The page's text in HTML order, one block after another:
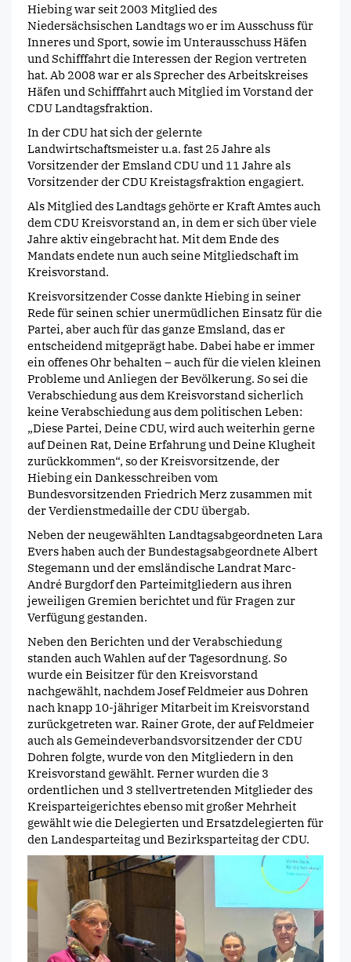
Hiebing war seit 2003 Mitglied des
Niedersächsischen Landtags wo er im Ausschuss für
Inneres und Sport, sowie im Unterausschuss Häfen
und Schifffahrt die Interessen der Region vertreten
hat. Ab 2008 war er als Sprecher des Arbeitskreises
Häfen und Schifffahrt auch Mitglied im Vorstand der
CDU Landtagsfraktion.
In der CDU hat sich der gelernte
Landwirtschaftsmeister u.a. fast 25 Jahre als
Vorsitzender der Emsland CDU und 11 Jahre als
Vorsitzender der CDU Kreistagsfraktion engagiert.
Als Mitglied des Landtags gehörte er Kraft Amtes auch
dem CDU Kreisvorstand an, in dem er sich über viele
Jahre aktiv eingebracht hat. Mit dem Ende des
Mandats endete nun auch seine Mitgliedschaft im
Kreisvorstand.
Kreisvorsitzender Cosse dankte Hiebing in seiner
Rede für seinen schier unermüdlichen Einsatz für die
Partei, aber auch für das ganze Emsland, das er
entscheidend mitgeprägt habe. Dabei habe er immer
ein offenes Ohr behalten – auch für die vielen kleinen
Probleme und Anliegen der Bevölkerung. So sei die
Verabschiedung aus dem Kreisvorstand sicherlich
keine Verabschiedung aus dem politischen Leben:
„Diese Partei, Deine CDU, wird auch weiterhin gerne
auf Deinen Rat, Deine Erfahrung und Deine Klugheit
zurückkommen“, so der Kreisvorsitzende, der
Hiebing ein Dankesschreiben vom
Bundesvorsitzenden Friedrich Merz zusammen mit
der Verdienstmedaille der CDU übergab.
Neben der neugewählten Landtagsabgeordneten Lara
Evers haben auch der Bundestagsabgeordnete Albert
Stegemann und der emsländische Landrat Marc-
André Burgdorf den Parteimitgliedern aus ihren
jeweiligen Gremien berichtet und für Fragen zur
Verfügung gestanden.
Neben den Berichten und der Verabschiedung
standen auch Wahlen auf der Tagesordnung. So
wurde ein Beisitzer für den Kreisvorstand
nachgewählt, nachdem Josef Feldmeier aus Dohren
nach knapp 10-jähriger Mitarbeit im Kreisvorstand
zurückgetreten war. Rainer Grote, der auf Feldmeier
auch als Gemeindeverbandsvorsitzender der CDU
Dohren folgte, wurde von den Mitgliedern in den
Kreisvorstand gewählt. Ferner wurden die 3
ordentlichen und 3 stellvertretenden Mitglieder des
Kreisparteigerichtes ebenso mit großer Mehrheit
gewählt wie die Delegierten und Ersatzdelegierten für
den Landesparteitag und Bezirksparteitag der CDU.